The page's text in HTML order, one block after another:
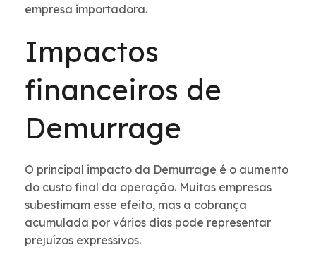
empresa importadora.
Impactos
financeiros de
Demurrage
O principal impacto da Demurrage é o aumento
do custo final da operação. Muitas empresas
subestimam esse efeito, mas a cobrança
acumulada por vários dias pode representar
prejuízos expressivos.